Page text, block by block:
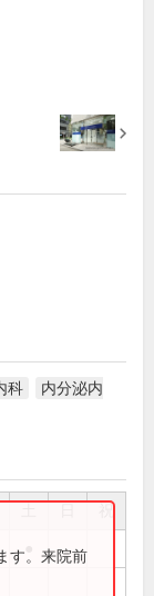
科
内分泌内
祝
す。来院前